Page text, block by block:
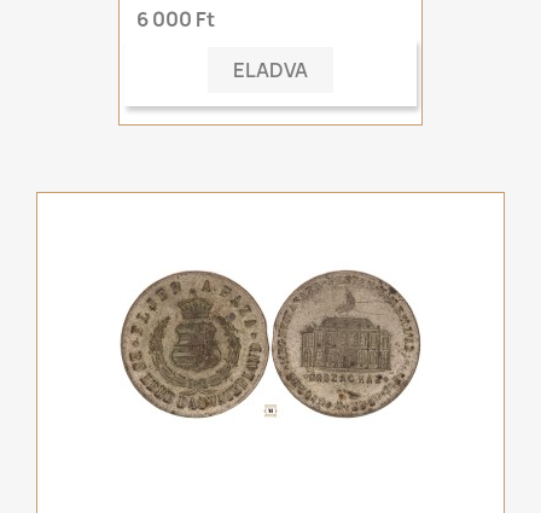
6 000 Ft
ELADVA